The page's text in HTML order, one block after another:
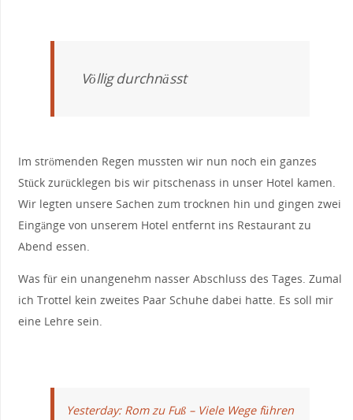
Völlig durchnässt
Im strömenden Regen mussten wir nun noch ein ganzes
Stück zurücklegen bis wir pitschenass in unser Hotel kamen.
Wir legten unsere Sachen zum trocknen hin und gingen zwei
Eingänge von unserem Hotel entfernt ins Restaurant zu
Abend essen.
Was für ein unangenehm nasser Abschluss des Tages. Zumal
ich Trottel kein zweites Paar Schuhe dabei hatte. Es soll mir
eine Lehre sein.
Yesterday: Rom zu Fuß – Viele Wege führen